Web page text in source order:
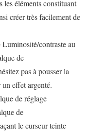
les éléments constituant
créer très facilement de
contraste au
de
pas à pousser la
effet argenté.
de réglage
de
le curseur teinte